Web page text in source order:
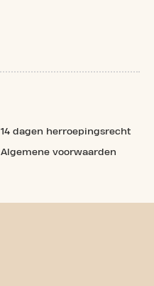
14 dagen herroepingsrecht
Algemene voorwaarden